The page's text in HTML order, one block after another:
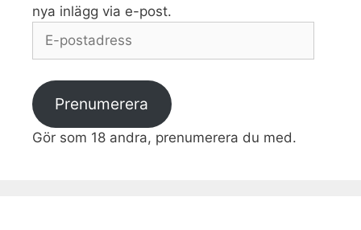
nya inlägg via e-post.
postadress
Prenumerera
Gör som 18 andra, prenumerera du med.